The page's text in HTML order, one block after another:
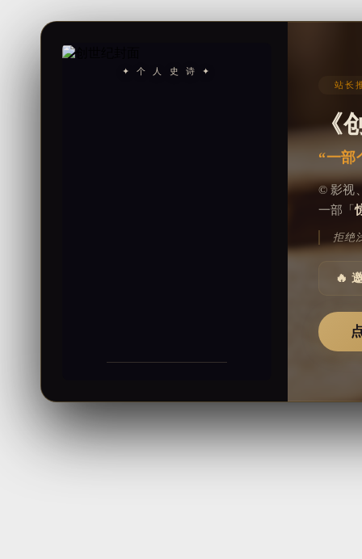
✦ 个 人 史 诗 ✦
站长
《
“一部
© 影视
一部「
拒绝
🔥